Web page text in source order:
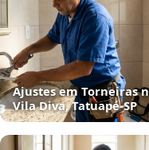
Ajustes em Torneiras
Vila Diva, Tatuapé‑SP